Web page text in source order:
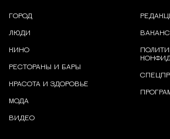
ГОРОД
ЛЮДИ
КИНО
РЕСТОРАНЫ И БАРЫ
КРАСОТА И ЗДОРОВЬЕ
МОДА
ВИДЕО